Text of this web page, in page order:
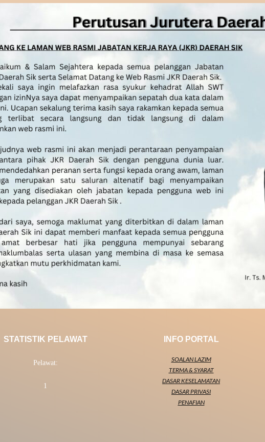
STATISTIK PELAWAT
Pelawat:
1
INFO PORTAL
SOALAN LAZIM
TERMA & SYARAT
DASAR KESELAMATAN
DASAR PRIVASI
PENAFIAN